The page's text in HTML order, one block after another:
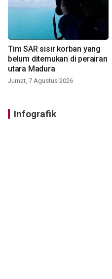
Tim SAR sisir korban yang
belum ditemukan di perairan
utara Madura
Jumat, 7 Agustus 2026
Infografik